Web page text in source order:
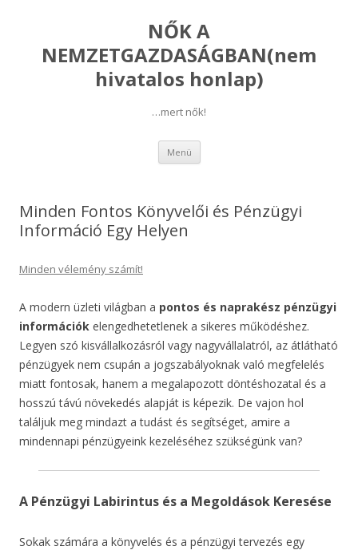
NŐK A
NEMZETGAZDASÁGBAN(nem
hivatalos honlap)
…mert nők!
Menü Kilépés
tartalomba
Minden Fontos Könyvelői és Pénzügyi
Információ Egy Helyen
Minden vélemény számít!
A modern üzleti világban a pontos és naprakész pénzügyi
információk elengedhetetlenek a sikeres működéshez.
Legyen szó kisvállalkozásról vagy nagyvállalatról, az átlátható
pénzügyek nem csupán a jogszabályoknak való megfelelés
miatt fontosak, hanem a megalapozott döntéshozatal és a
hosszú távú növekedés alapját is képezik. De vajon hol
találjuk meg mindazt a tudást és segítséget, amire a
mindennapi pénzügyeink kezeléséhez szükségünk van?
A Pénzügyi Labirintus és a Megoldások Keresése
Sokak számára a könyvelés és a pénzügyi tervezés egy